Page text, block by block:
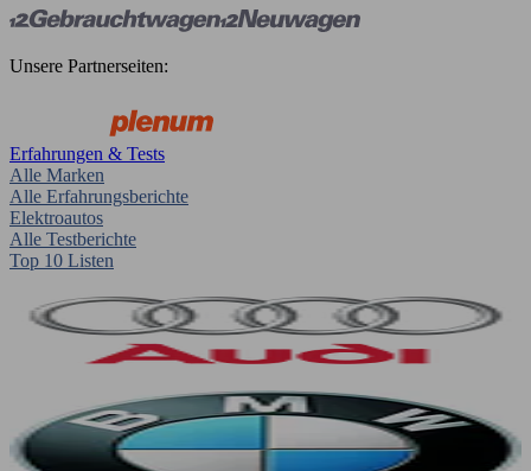
Unsere Partnerseiten:
Erfahrungen & Tests
Alle Marken
Alle Erfahrungsberichte
Elektroautos
Alle Testberichte
Top 10 Listen